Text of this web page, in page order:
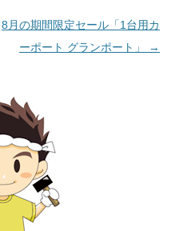
8月の期間限定セール「1台用カ
ーポート グランポート」
→